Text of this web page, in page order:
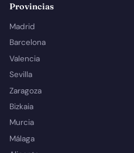
Provincias
Madrid
Barcelona
Valencia
Sevilla
Zaragoza
Bizkaia
Murcia
Málaga